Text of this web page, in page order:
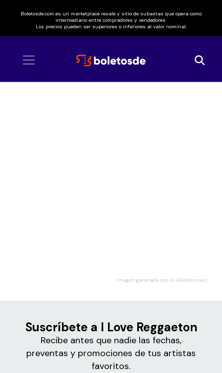
Boletosde.com es un marketplace resale y sitio de subastas que opera como
intermediario entre compradores y vendedores.
Los precios pueden ser superiores o inferiores al valor nominal.
Imagen generada con IA (Midjourney)
Suscríbete a I Love Reggaeton
Recibe antes que nadie las fechas,
preventas y promociones de tus artistas
favoritos.